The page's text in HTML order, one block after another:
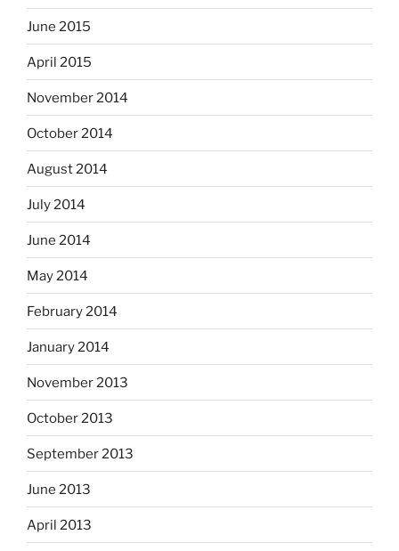
June 2015
April 2015
November 2014
October 2014
August 2014
July 2014
June 2014
May 2014
February 2014
January 2014
November 2013
October 2013
September 2013
June 2013
April 2013